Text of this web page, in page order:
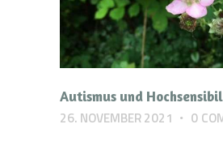
KONTAKT
Autismus und
26. NOVEMBER 2021 0